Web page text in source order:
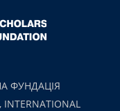
ФУНДАЦІЯ